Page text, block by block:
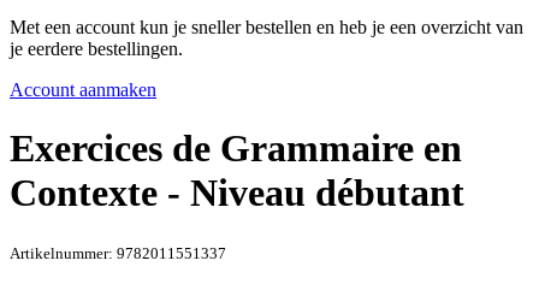
Met een account kun je sneller bestellen en heb je een overzicht van
je eerdere bestellingen.
Account aanmaken
Exercices de Grammaire en
Contexte - Niveau débutant
Artikelnummer: 9782011551337